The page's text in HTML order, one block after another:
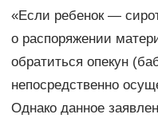
«Если ребенок —
о распоряжении
обратиться опекун
непосредственно
Однако данное